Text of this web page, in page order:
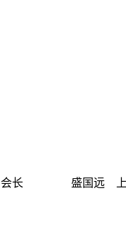
师协会 会长 盛